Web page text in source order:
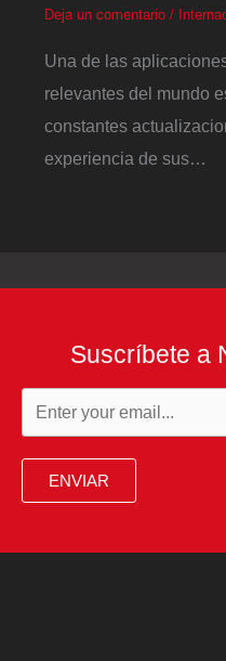
Deja un comentario /
Una de las
relevantes del mundo
constantes
experiencia de sus…
Suscríbete a
ENVIAR